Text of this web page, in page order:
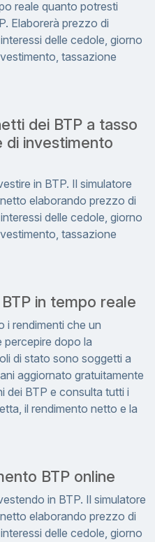
reale quanto potresti
Elaborerà prezzo di
delle cedole, giorno
tassazione
dei BTP a tasso
di investimento
in BTP. Il simulatore
elaborando prezzo di
delle cedole, giorno
tassazione
in tempo reale
i rendimenti che un
dopo la
di stato sono soggetti a
aggiornato gratuitamente
dei BTP e consulta tutti i
il rendimento netto e la
BTP online
in BTP. Il simulatore
elaborando prezzo di
delle cedole, giorno